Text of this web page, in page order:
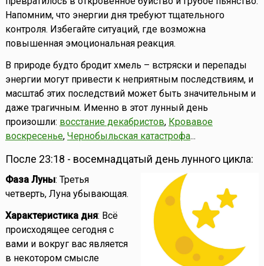
Напомним, что энергии дня требуют тщательного
контроля. Избегайте ситуаций, где возможна
повышенная эмоциональная реакция.
В природе будто бродит хмель – встряски и перепады
энергии могут привести к неприятным последствиям, и
масштаб этих последствий может быть значительным и
даже трагичным. Именно в этот лунный день
произошли: восстание декабристов, Кровавое
воскресенье, Чернобыльская катастрофа...
После 23:18 - восемнадцатый день лунного цикла:
Фаза Луны: Третья
четверть, Луна убывающая.
Характеристика дня: Всё
происходящее сегодня с
вами и вокруг вас является
в некотором смысле